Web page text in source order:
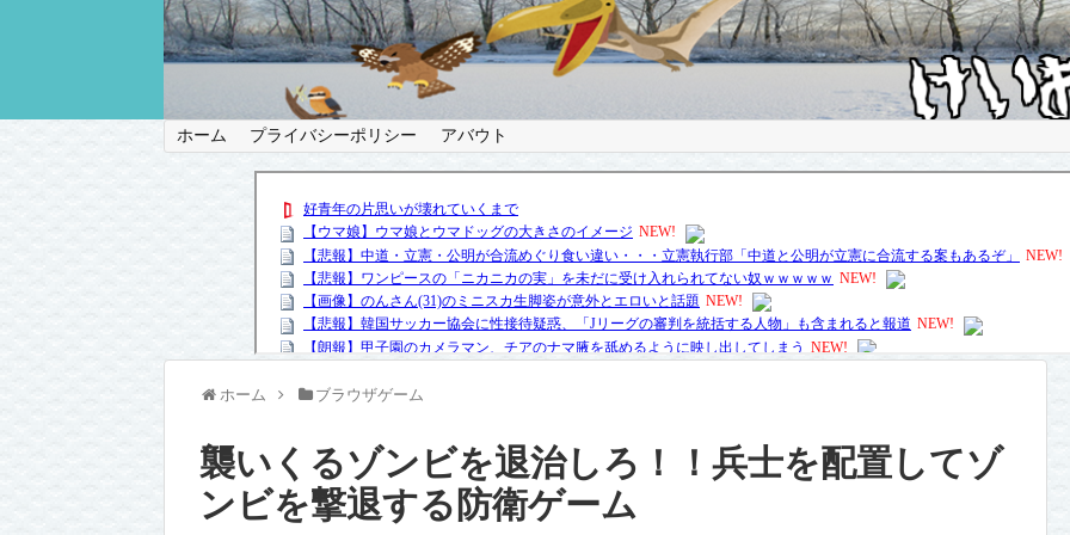
ホーム プライバシーポリシー アバウト
ホーム ブラウザゲーム
襲いくるゾンビを退治しろ！！兵士を配置してゾ
ンビを撃退する防衛ゲーム